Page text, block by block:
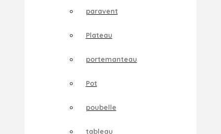
paravent
Plateau
portemanteau
Pot
poubelle
tableau